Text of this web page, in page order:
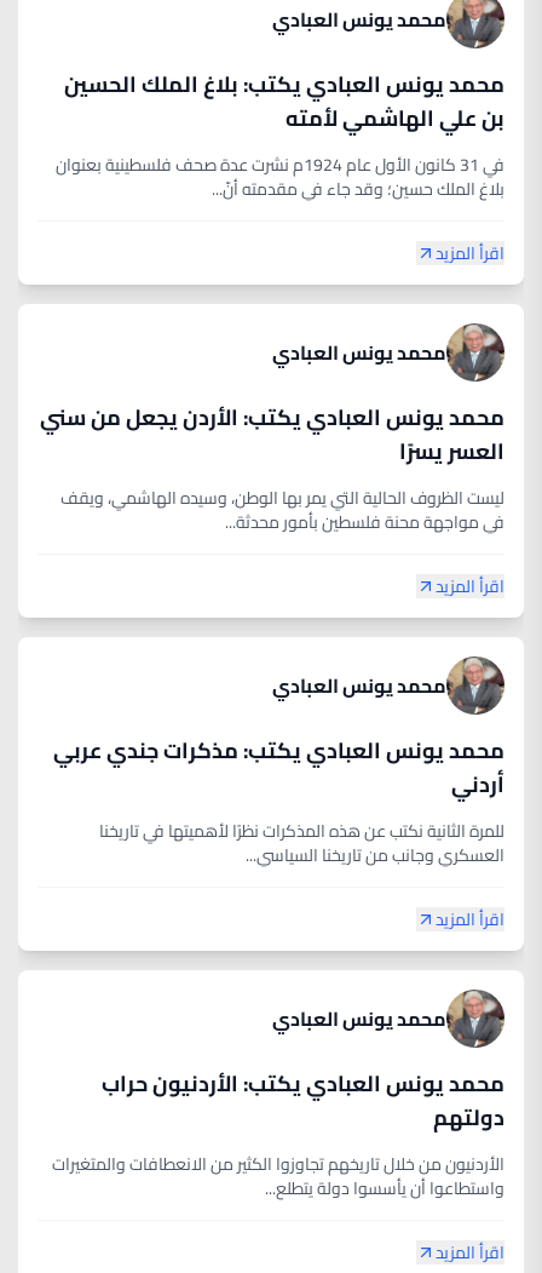
محمد يونس العبادي
محمد يونس العبادي يكتب: بلاغ الملك الحسين
بن علي الهاشمي لأمته
في 31 كانون الأول عام 1924م نشرت عدة صحف فلسطينية بعنوان
بلاغ الملك حسين؛ وقد جاء في مقدمته أنّ...
اقرأ المزيد
محمد يونس العبادي
محمد يونس العبادي يكتب: الأردن يجعل من سني
العسر يسرًا
ليست الظروف الحالية التي يمر بها الوطن، وسيده الهاشمي، ويقف
في مواجهة محنة فلسطين بأمور محدثة...
اقرأ المزيد
محمد يونس العبادي
محمد يونس العبادي يكتب: مذكرات جندي عربي
أردني
للمرة الثانية نكتب عن هذه المذكرات نظرًا لأهميتها في تاريخنا
العسكري وجانب من تاريخنا السياسي...
اقرأ المزيد
محمد يونس العبادي
محمد يونس العبادي يكتب: الأردنيون حراب
دولتهم
الأردنيون من خلال تاريخهم تجاوزوا الكثير من الانعطافات والمتغيرات
واستطاعوا أن يأسسوا دولة يتطلع...
اقرأ المزيد